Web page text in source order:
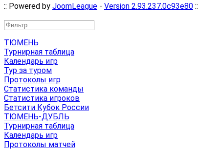
:: Powered by JoomLeague - Version 2.93.237.0c93e80 ::
ТЮМЕНЬ
Турнирная таблица
Календарь игр
Тур за туром
Протоколы игр
Статистика команды
Статистика игроков
Бетсити Кубок России
ТЮМЕНЬ-ДУБЛЬ
Турнирная таблица
Календарь игр
Протоколы матчей